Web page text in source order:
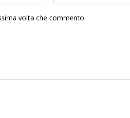
volta che commento.